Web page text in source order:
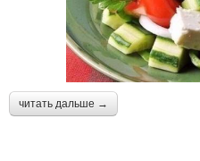
читать дальше →